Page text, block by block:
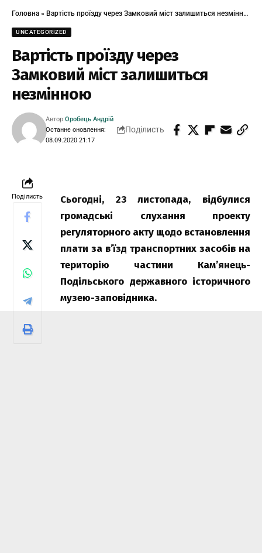
Головна » Вартість проїзду через Замковий міст залишиться незмінною
UNCATEGORIZED
Вартість проїзду через
Замковий міст залишиться
незмінною
Останнє оновлення:
08.09.2020 21:17
Автор:Оробець Андрій
Поділисть
Поділисть
Сьогодні, 23 листопада, відбулися
громадські слухання проекту
регуляторного акту щодо встановлення
плати за в’їзд транспортних засобів на
територію частини Кам’янець-
Подільського державного історичного
музею-заповідника.